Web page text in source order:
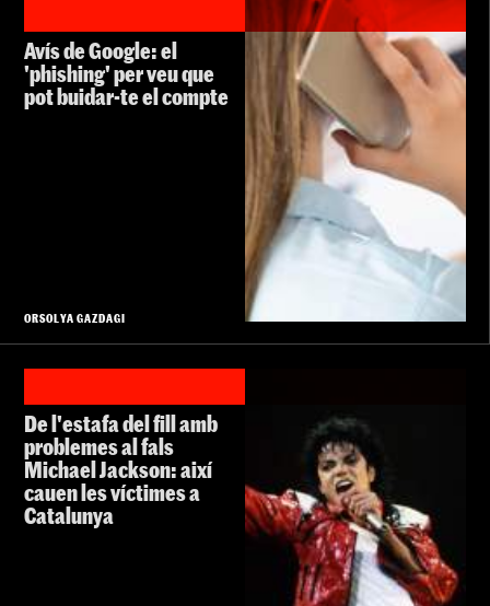
Avís de Google: el
'phishing' per veu que
pot buidar-te el compte
ORSOLYA GAZDAGI
De l'estafa del fill amb
problemes al fals
Michael Jackson: així
cauen les víctimes a
Catalunya